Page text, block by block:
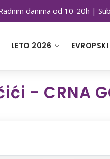
danima od 10-20h |
LETO 2026
- CRNA